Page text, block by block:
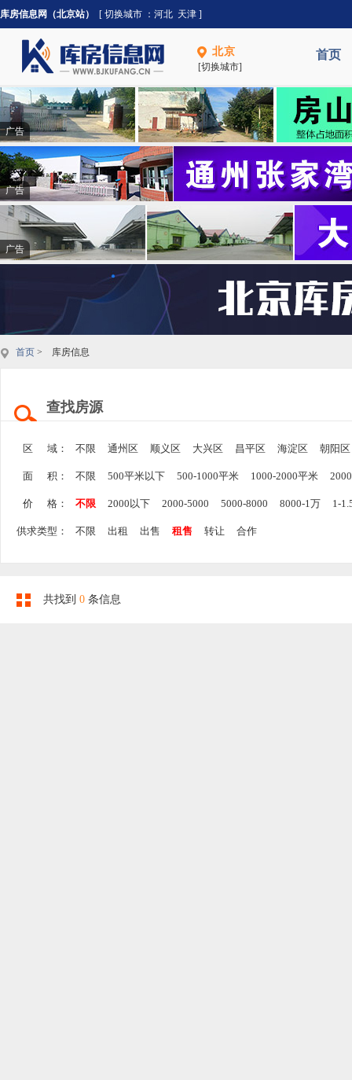
库房信息网（北京站） [ 切换城市 ： 河北 天津 ]
北京
[切换城市]
首页
广告
广告
广告
首页 > 库房信息
查找房源
区 域： 不限 通州区 顺义区 大兴区 昌平区 海淀区 朝阳区
面 积： 不限 500平米以下 500-1000平米 1000-2000平米
价 格： 不限 2000以下 2000-5000 5000-8000 8000-1万 1-
供求类型： 不限 出租 出售 租售 转让 合作
共找到 0 条信息